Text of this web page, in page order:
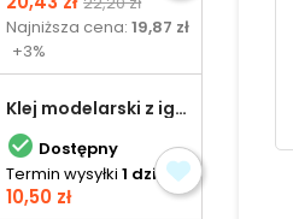
podstawowa
Najniższa cena:19,87 zł
+3%
Klej modelarski z igłą 30 ml
 Dostępny
Termin wysyłki 1 dzień
Cena
10,50 zł